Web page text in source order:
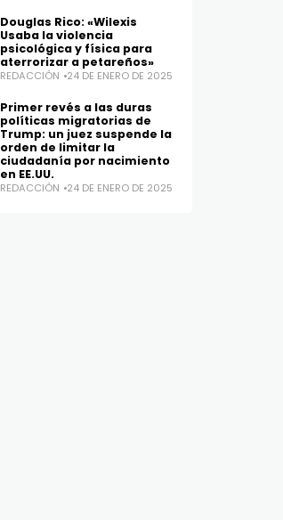
Douglas Rico: «Wilexis
Usaba la violencia
psicológica y física para
aterrorizar a petareños»
REDACCIÓN 24 DE ENERO DE 2025
Primer revés a las duras
políticas migratorias de
Trump: un juez suspende la
orden de limitar la
ciudadanía por nacimiento
en EE.UU.
REDACCIÓN 24 DE ENERO DE 2025